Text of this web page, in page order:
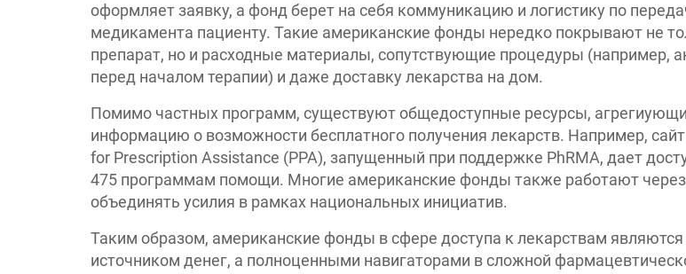
оформляет заявку, а фонд берет на себя коммуникацию и логистику по
медикамента пациенту. Такие американские фонды нередко покрывают не
препарат, но и расходные материалы, сопутствующие процедуры (например,
перед началом терапии) и даже доставку лекарства на дом.
Помимо частных программ, существуют общедоступные ресурсы,
информацию о возможности бесплатного получения лекарств. Например,
for Prescription Assistance (PPA), запущенный при поддержке PhRMA, дает
475 программам помощи. Многие американские фонды также работают через
объединять усилия в рамках национальных инициатив.
Таким образом, американские фонды в сфере доступа к лекарствам являются
источником денег, а полноценными навигаторами в сложной